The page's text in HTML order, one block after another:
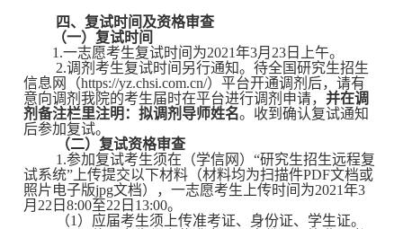
四、复试时间及资格审查
（一）复试时间
1.一志愿考生复试时间为2021年3月23日上午。
2.调剂考生复试时间另行通知。 待全国研究生招生
信息网（https://yz.chsi.com.cn/）平台开通调剂后，请有
意向调剂我院的考生届时在平台进行调剂申请，并在调
剂备注栏里注明：拟调剂导师姓名。收到确认复试通知
后参加复试。
（二）复试资格审查
1.参加复试考生须在（学信网）“研究生招生远程复
试系统”上传提交以下材料（材料均为扫描件PDF文档或
照片电子版jpg文档）
，一志愿考生上传时间为2021年3
月22日8:00至22日13:00。
（1）应届考生须上传准考证、身份证、学生证。